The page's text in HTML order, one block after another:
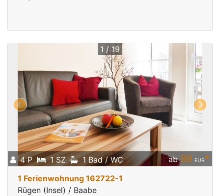
4 P 1 SZ 1 Bad / WC ab99 EUR*
1 / 19
1 Ferienwohnung 162722-1
Rügen (Insel) / Baabe